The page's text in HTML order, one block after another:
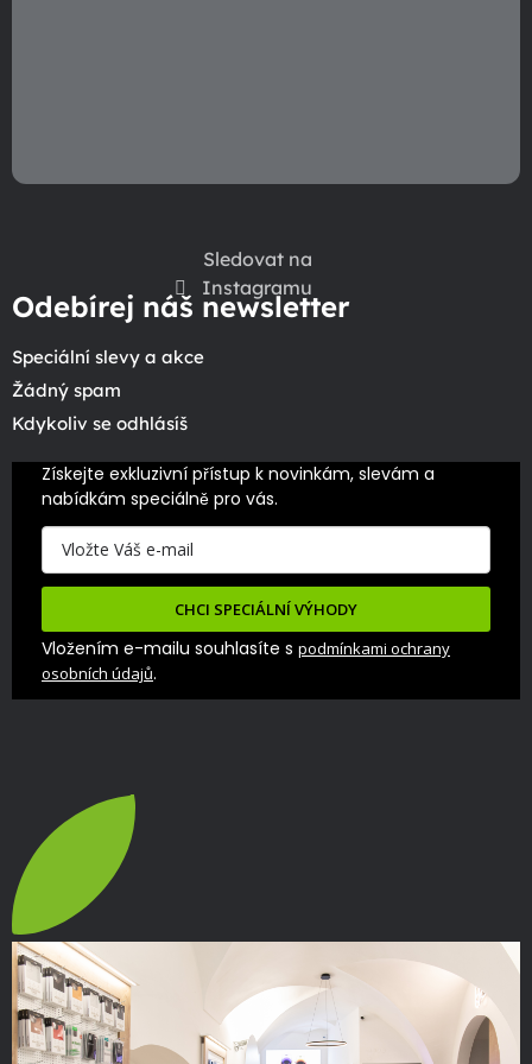
Sledovat na
Instagramu
Odebírej náš newsletter
Speciální slevy a akce
Žádný spam
Kdykoliv se odhlásíš
Získejte exkluzivní přístup k novinkám, slevám a
nabídkám speciálně pro vás.
CHCI SPECIÁLNÍ VÝHODY
Vložením e-mailu souhlasíte s podmínkami ochrany
osobních údajů.